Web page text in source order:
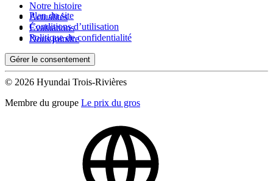
Kilométrage
De 0 km à 500 000 km
(0)
Notre histoire
Actualités
Évaluations
Nous joindre
Plan du site
Conditions d’utilisation
Politique de confidentialité
Gérer le consentement
© 2026 Hyundai Trois-Rivières
Membre du groupe Le prix du gros